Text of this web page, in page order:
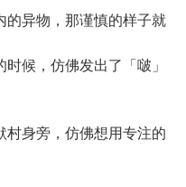
异物，那谨慎的样子就
候，仿佛发出了「啵」
身旁，仿佛想用专注的